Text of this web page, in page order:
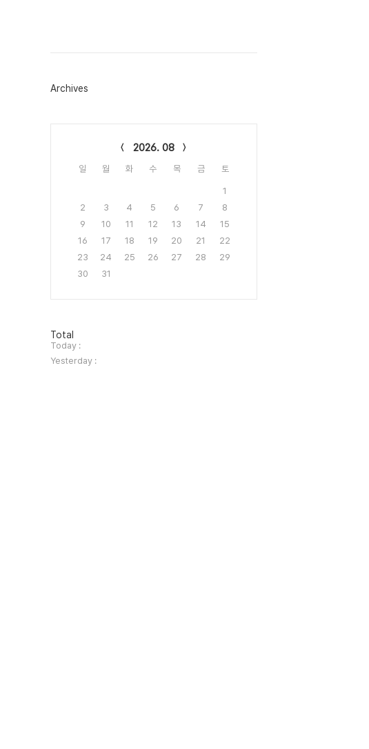
그
Archives
2026. 08
일 월 화 수 목 금 토
1
2
3 4 5 6 7
8
9
10 11 12 13 14
15
16
17 18 19 20 21
22
23
24 25 26 27 28
29
30
31
방
문
자
수
Total
Today :
Yesterday :